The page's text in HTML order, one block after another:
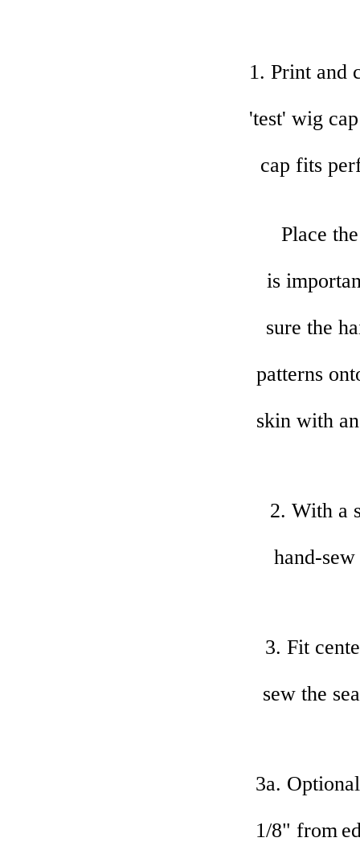
1. Print and
'test' wig
cap fits
Place
is
sure the
patterns
skin with
2. With a
hand-
3. Fit
sew the
3a.
1/8" from